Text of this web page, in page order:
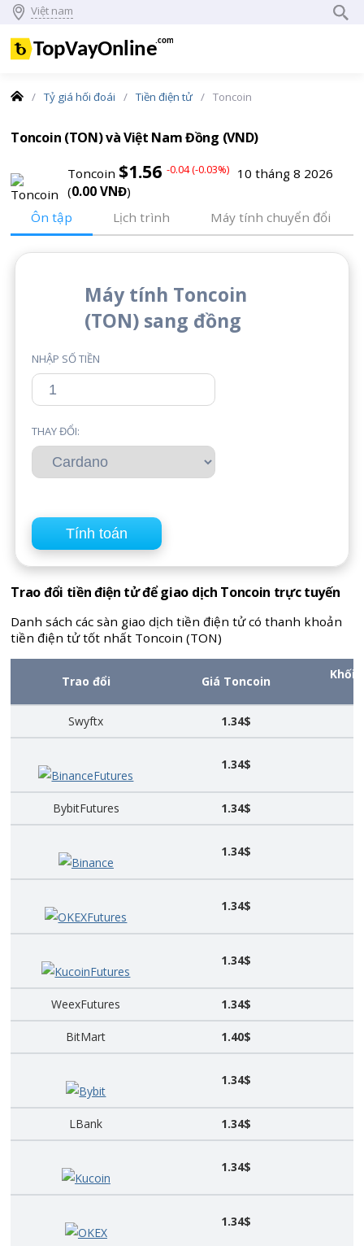
Việt nam
Trang Tỷ giá hối đoái Tiền điện tử Toncoin
Toncoin (TON) và Việt Nam Đồng (VND)
Toncoin $1.56 -0.04 (-0.03%)
10 tháng 8 2026
(0.00 VNĐ)
Ôn tập
Lịch trình Máy tính chuyển đổi
Máy tính Toncoin
(TON) sang đồng
NHẬP SỐ TIỀN
THAY ĐỔI:
Trao đổi tiền điện tử để giao dịch Toncoin trực tuyến
Danh sách các sàn giao dịch tiền điện tử có thanh khoản
tiền điện tử tốt nhất Toncoin (TON)
Trao đổi Giá Toncoin
Khối
Swyftx 1.34$
BinanceFutures
1.34$
BybitFutures 1.34$
Binance
1.34$
OKEXFutures
1.34$
KucoinFutures
1.34$
WeexFutures 1.34$
BitMart 1.40$
Bybit
1.34$
LBank 1.34$
Kucoin
1.34$
OKEX
1.34$